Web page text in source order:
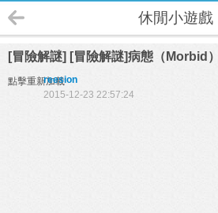
休閒小遊戲
[冒險解謎] [冒險解謎]病態（Morbid）
點擊重新加載
reesion
2015-12-23 22:57:24